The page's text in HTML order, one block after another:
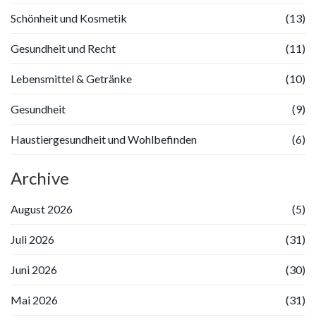
Schönheit und Kosmetik (13)
Gesundheit und Recht (11)
Lebensmittel & Getränke (10)
Gesundheit (9)
Haustiergesundheit und Wohlbefinden (6)
Archive
August 2026 (5)
Juli 2026 (31)
Juni 2026 (30)
Mai 2026 (31)